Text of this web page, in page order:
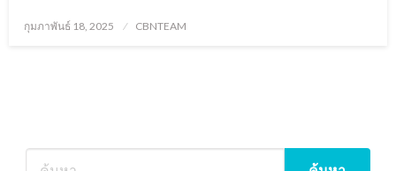
Posted
กุมภาพันธ์ 18, 2025 CBNTEAM